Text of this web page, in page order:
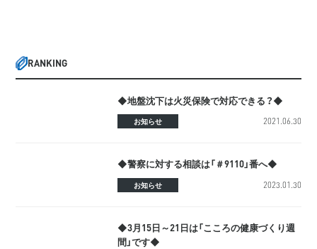
RANKING
◆地盤沈下は火災保険で対応できる？◆
お知らせ 2021.06.30
◆警察に対する相談は「＃9110」番へ◆
お知らせ 2023.01.30
◆3月15日～21日は「こころの健康づくり週
間」です◆